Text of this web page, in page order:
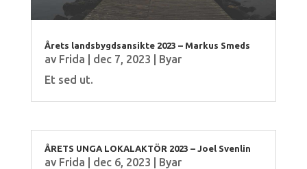
Årets landsbygdsansikte 2023 – Markus Smeds
av Frida dec 7, 2023
Byar
Et sed ut.
ÅRETS UNGA LOKALAKTÖR 2023 – Joel Svenlin
av Frida dec 6, 2023
Byar